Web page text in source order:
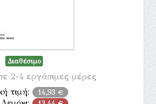
Διαθέσιμο
2-4 εργάσιμες μέρες
τιμή: 14,93 €